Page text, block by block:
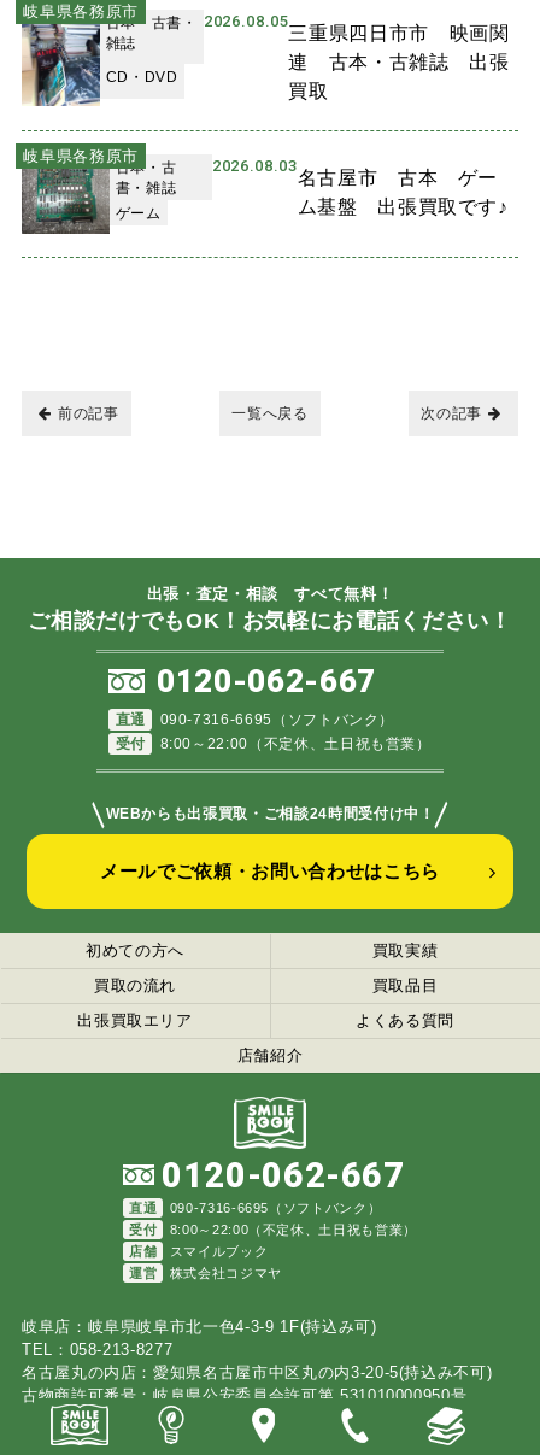
岐阜県各務原市
古本・古書・
雑誌
CD・DVD
2026.08.05
三重県四日市市 映画関
連 古本・古雑誌 出張
買取
岐阜県各務原市
古本・古
書・雑誌
ゲーム
2026.08.03
名古屋市 古本 ゲー
ム基盤 出張買取です♪
次の記事
一覧へ戻る
前の記事
出張・査定・相談 すべて無料！
ご相談だけでもOK！お気軽にお電話ください！
0120-062-667
直通
090-7316-6695（ソフトバンク）
受付
8:00～22:00（不定休、土日祝も営業）
＼WEBからも出張買取・ご相談24時間受付け中！ ／
メールでご依頼・お問い合わせはこちら
初めての方へ
買取実績
買取の流れ
買取品目
出張買取エリア
よくある質問
店舗紹介
0120-062-667
直通
090-7316-6695（ソフトバンク）
受付
8:00～22:00（不定休、土日祝も営業）
店舗
スマイルブック
運営
株式会社コジマヤ
岐阜店：岐阜県岐阜市北一色4-3-9 1F(持込み可)
TEL：058-213-8277
名古屋丸の内店：愛知県名古屋市中区丸の内3-20-5(持込み不可)
古物商許可番号：岐阜県公安委員会許可第 531010000950号
2026 スマイルブック